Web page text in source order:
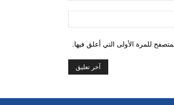
للمرة الأولى التي أعلق فيها.